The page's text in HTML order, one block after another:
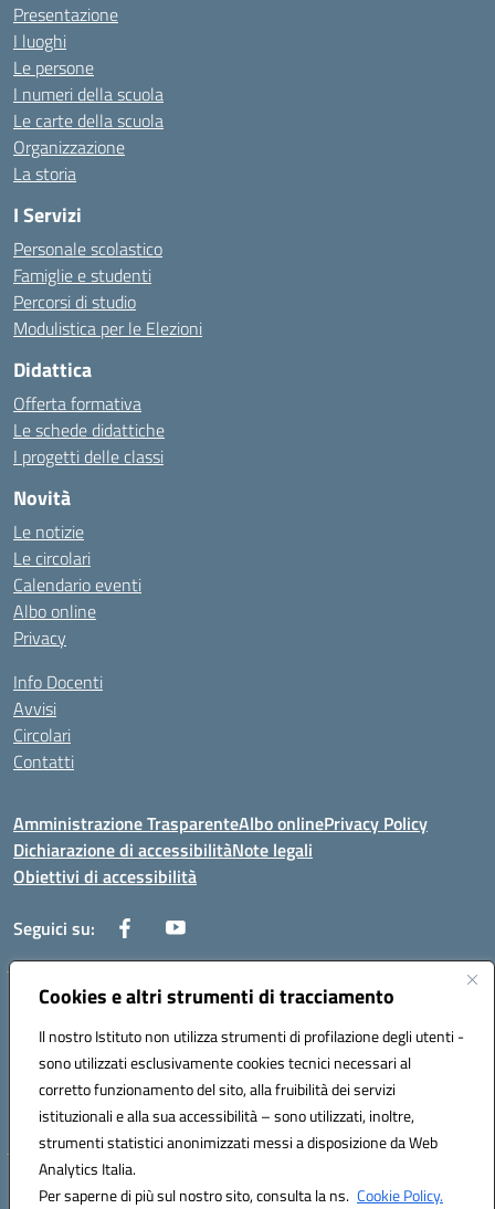
Cookies e altri strumenti di tracciamento
Il nostro Istituto non utilizza strumenti di profilazione degli utenti -
sono utilizzati esclusivamente cookies tecnici necessari al
corretto funzionamento del sito, alla fruibilità dei servizi
istituzionali e alla sua accessibilità – sono utilizzati, inoltre,
strumenti statistici anonimizzati messi a disposizione da Web
Analytics Italia.
Per saperne di più sul nostro sito, consulta la ns. Cookie Policy.
Presentazione
I luoghi
Le persone
I numeri della scuola
Le carte della scuola
Organizzazione
La storia
I Servizi
Personale scolastico
Famiglie e studenti
Percorsi di studio
Modulistica per le Elezioni
Didattica
Offerta formativa
Le schede didattiche
I progetti delle classi
Novità
Le notizie
Le circolari
Calendario eventi
Albo online
Privacy
Info Docenti
Avvisi
Circolari
Contatti
Amministrazione TrasparenteAlbo onlinePrivacy Policy
Dichiarazione di accessibilitàNote legali
Obiettivi di accessibilità
Seguici su:
Corso Roma, 1 71100 FOGGIA (FG)
Codice meccanografico: FGPM03000E
Mail: FGPM03000E@istruzione.it - PEC:
FGPM03000E@pec.istruzione.it
Codice fiscale: 80002240713
Hosting & Powered by 3D Solution S.r.l.